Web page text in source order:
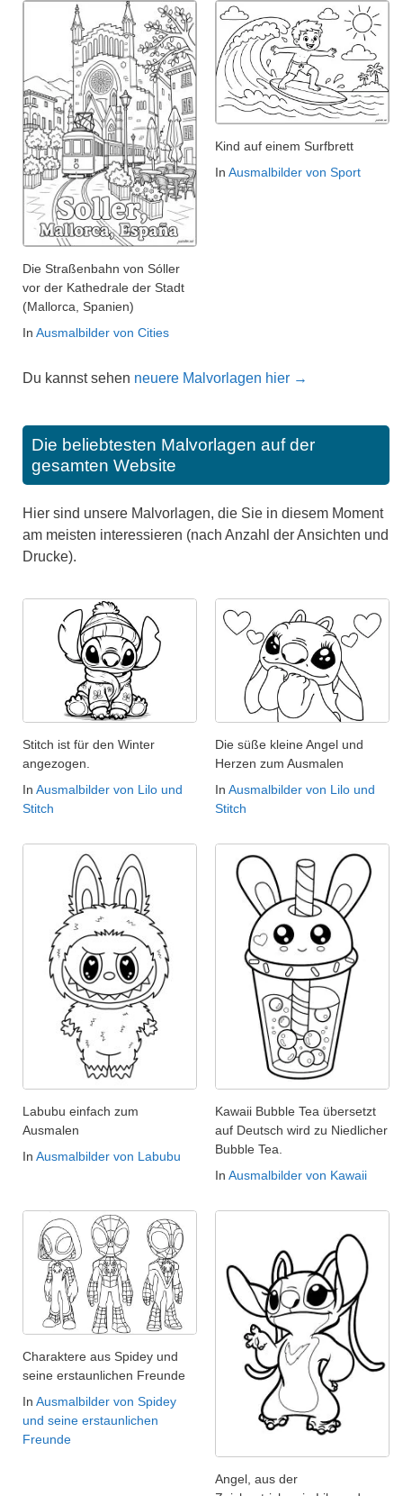
Die Straßenbahn von Sóller
vor der Kathedrale der Stadt
(Mallorca, Spanien)
In Ausmalbilder von Cities
Kind auf einem Surfbrett
In Ausmalbilder von Sport
Du kannst sehen neuere Malvorlagen hier →
Die beliebtesten Malvorlagen auf der
gesamten Website
Hier sind unsere Malvorlagen, die Sie in diesem Moment
am meisten interessieren (nach Anzahl der Ansichten und
Drucke).
Stitch ist für den Winter
angezogen.
In Ausmalbilder von Lilo und
Stitch
Die süße kleine Angel und
Herzen zum Ausmalen
In Ausmalbilder von Lilo und
Stitch
Labubu einfach zum
Ausmalen
In Ausmalbilder von Labubu
Kawaii Bubble Tea übersetzt
auf Deutsch wird zu Niedlicher
Bubble Tea.
In Ausmalbilder von Kawaii
Charaktere aus Spidey und
seine erstaunlichen Freunde
In Ausmalbilder von Spidey
und seine erstaunlichen
Freunde
Angel, aus der